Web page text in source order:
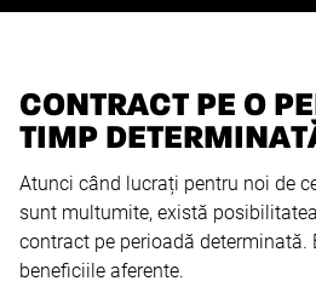
CONTRACT PE O
TIMP
Atunci când lucrați pentru noi de
sunt multumite, există
contract pe perioadă determinată.
beneficiile aferente.